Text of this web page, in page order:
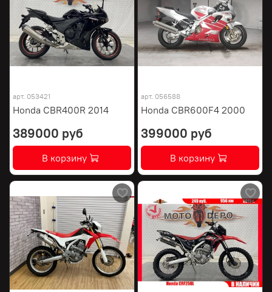
арт. 053421
Honda CBR400R 2014
389000 руб
В корзину
арт. 056588
Honda CBR600F4 2000
399000 руб
В корзину